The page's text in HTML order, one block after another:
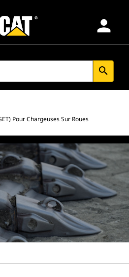
person
search
Pour Chargeuses Sur Roues